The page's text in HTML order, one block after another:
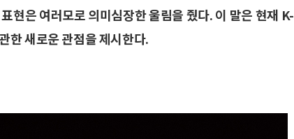
현은 여러모로 의미심장한 울림을 줬다. 이 말은 현재 K-
한 새로운 관점을 제시한다.